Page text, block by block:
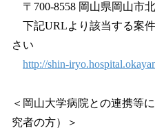
〒700-8558 岡山県岡山市
下記URLより該当する案
さい
http://shin-
＜岡山大学病院との連携等
究者の方）＞